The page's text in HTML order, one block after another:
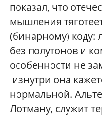
показал, что
мышления
(бинарному) коду:
без полутонов и
особенности не
изнутри она
нормальной.
Лотману, служит